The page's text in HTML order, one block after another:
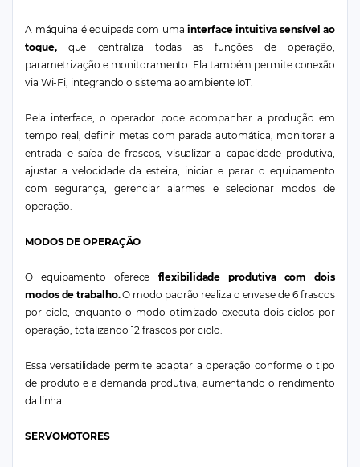
A máquina é equipada com umainterface intuitiva sensível ao
toque, que centraliza todas as funções de operação,
parametrização e monitoramento. Ela também permite conexão
via Wi-Fi, integrando o sistema ao ambiente IoT.
Pela interface, o operador pode acompanhar a produção em
tempo real, definir metas com parada automática, monitorar a
entrada e saída de frascos, visualizar a capacidade produtiva,
ajustar a velocidade da esteira, iniciar e parar o equipamento
com segurança, gerenciar alarmes e selecionar modos de
operação.
MODOS DE OPERAÇÃO
O equipamento oferece flexibilidade produtiva com dois
modos de trabalho.O modo padrão realiza o envase de 6 frascos
por ciclo, enquanto o modo otimizado executa dois ciclos por
operação, totalizando 12 frascos por ciclo.
Essa versatilidade permite adaptar a operação conforme o tipo
de produto e a demanda produtiva, aumentando o rendimento
da linha.
SERVOMOTORES